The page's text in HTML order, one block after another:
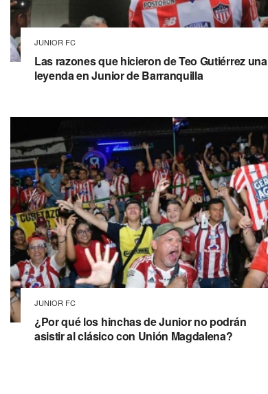
JUNIOR FC
Las razones que hicieron de Teo Gutiérrez una
leyenda en Junior de Barranquilla
JUNIOR FC
¿Por qué los hinchas de Junior no podrán
asistir al clásico con Unión Magdalena?